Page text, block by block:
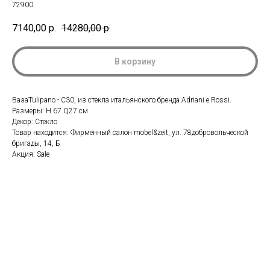
72900
7140,00 р. 14280,00 р.
В корзину
ВазаTulipano - C30, из стекла итальянского бренда Adriani e Rossi.
Размеры: H 67 Q27 см
Декор: Стекло
Товар находится: Фирменный салон mobel&zeit, ул. 78добровольческой
бригады, 14, Б
Акция: Sale